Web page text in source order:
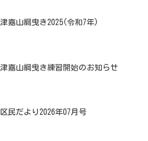
津嘉山綱曳き2025(令和7年)
津嘉山綱曳き練習開始のお知らせ
区民だより2026年07月号